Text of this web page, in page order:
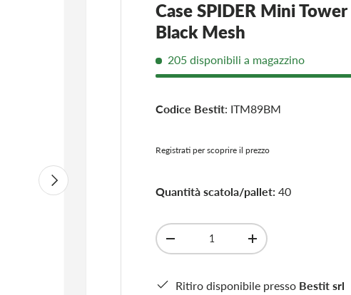
Avanti
Case SPIDER Mini
Black Mesh
205 disponibili a magazzino
Codice Bestit: ITM89BM
Registrati per scoprire il prezzo
Quantità scatola/pallet: 40
Q.tà
-
+
Ritiro disponibile presso Bestit srl